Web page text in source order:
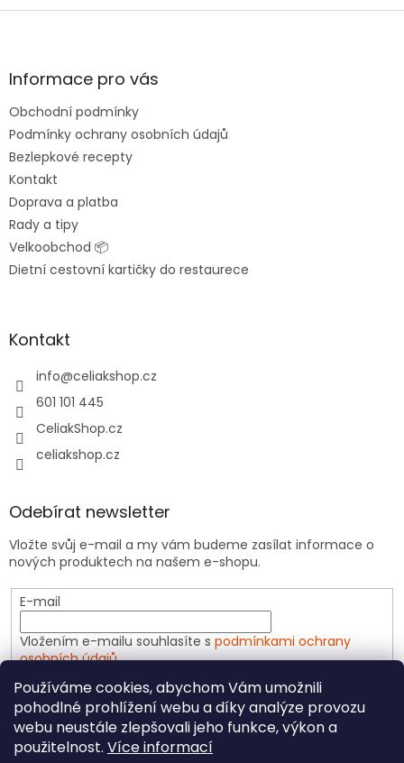
Používáme cookies, abychom Vám umožnili
pohodlné prohlížení webu a díky analýze provozu
webu neustále zlepšovali jeho funkce, výkon a
použitelnost. Více informací
Z
aInformace pro vás
Obchodní podmínky
Podmínky ochrany osobních údajů
Bezlepkové recepty
Kontakt
Doprava a platba
Rady a tipy
Velkoobchod 📦
Dietní cestovní kartičky do restaurece
Kontakt
info@celiakshop.cz
601 101 445
CeliakShop.cz
celiakshop.cz
Odebírat newsletter
Vložte svůj e-mail a my vám budeme zasílat informace o
nových produktech na našem e-shopu.
E-mail
Vložením e-mailu souhlasíte s podmínkami ochrany
osobních údajů
PŘIHLÁSIT SE